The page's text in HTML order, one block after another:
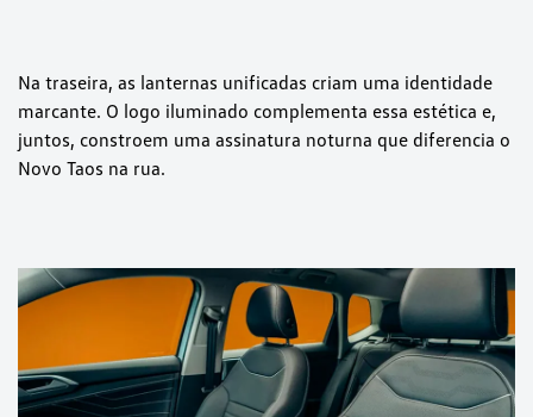
Na traseira, as lanternas unificadas criam uma identidade
marcante. O logo iluminado complementa essa estética e,
juntos, constroem uma assinatura noturna que diferencia o
Novo Taos na rua.